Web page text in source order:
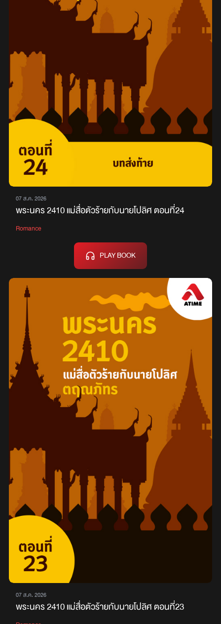
07 ส.ค. 2026
พระนคร 2410 แม่สื่อตัวร้ายกับนายโปลิศ ตอนที่24
Romance
PLAY BOOK
07 ส.ค. 2026
พระนคร 2410 แม่สื่อตัวร้ายกับนายโปลิศ ตอนที่23